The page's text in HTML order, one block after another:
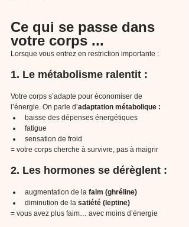
Ce qui se passe dans
votre corps ...
Lorsque vous entrez en restriction importante :
1. Le métabolisme ralentit :
Votre corps s’adapte pour économiser de
l’énergie. On parle d’adaptation métabolique :
baisse des dépenses énergétiques
fatigue
sensation de froid
= votre corps cherche à survivre, pas à maigrir
2. Les hormones se dérèglent :
augmentation de la faim (ghréline)
diminution de la satiété (leptine)
= vous avez plus faim… avec moins d’énergie